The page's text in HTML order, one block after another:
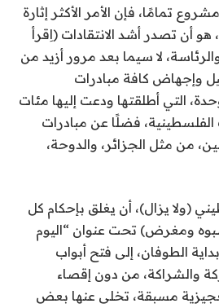
تمامًا، فإن الأمر الأكثر إثارة
هو أن تصدر أشد الانتقادات (اِقرأ
لا سيما بعد مرور أزيد من
وإجهاض كافة مبادرات
التي أطلقتها ودعت إليها مئات
فضلًا عن مبادرات
من مثل الجزائر، والدوحة،
(ولا يزال)، أن يغلق بإحكام كل
ومغرض) تحت عنوان “اليوم
بداية الطوفان، إلى فتح أبواب
والشراكة، من دون إقصاء
مسبقة، تخلى عنها بعض